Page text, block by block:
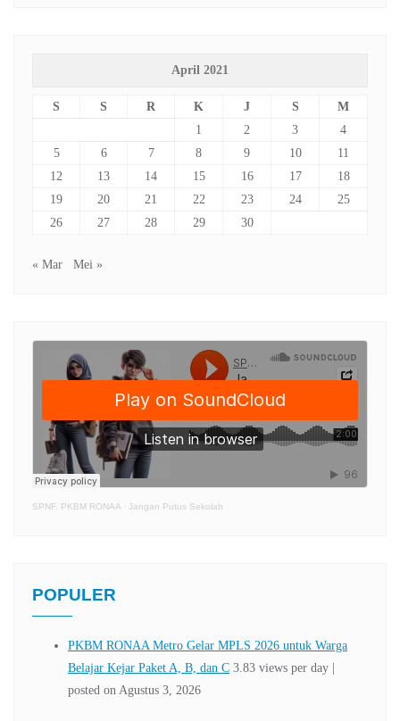
April 2021
S S R K J S
M
1
2 3
4
5
6 7 8 9 10
11
12
13 14 15 16 17
18
19
20 21 22 23 24
25
26
27 28 29 30
« Mar Mei »
SPNF. PKBM RONAA · Jangan Putus Sekolah
POPULER